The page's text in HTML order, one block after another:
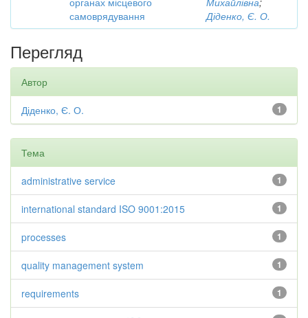
самоврядування
Діденко, Є. О.
Перегляд
Автор
1
Діденко, Є. О.
Тема
1
administrative service
1
international standard ISO 9001:2015
1
processes
1
quality management system
1
requirements